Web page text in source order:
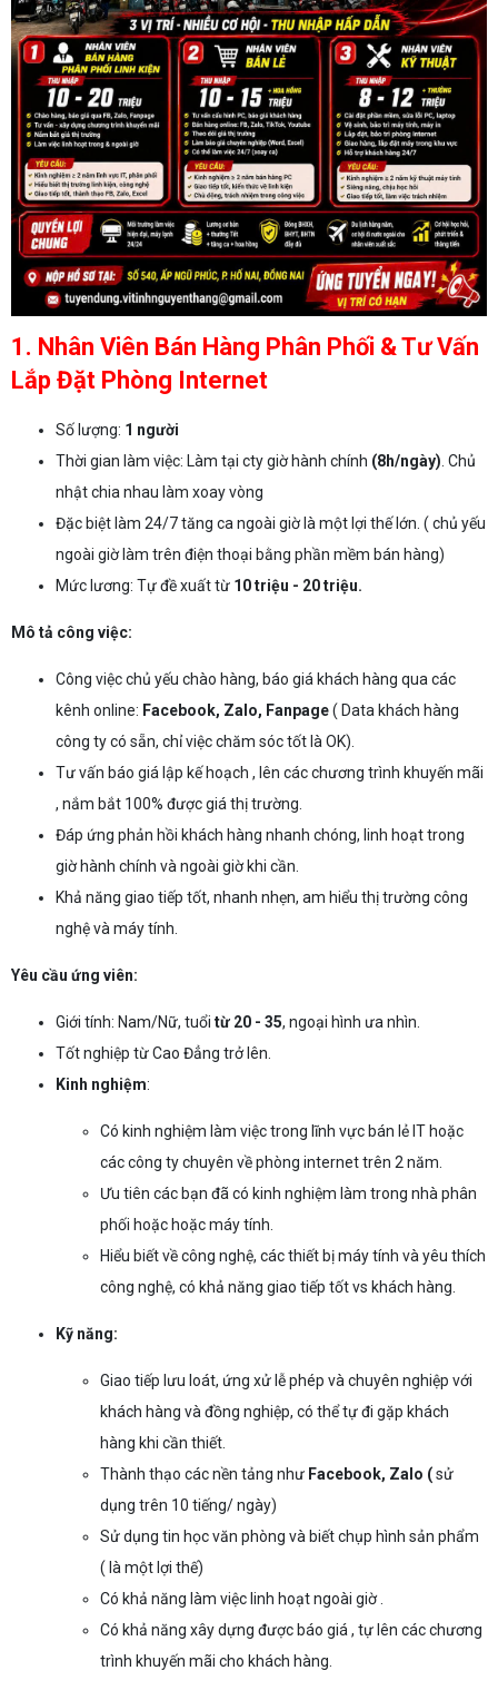
1. Nhân Viên Bán Hàng Phân Phối & Tư Vấn
Lắp Đặt Phòng Internet
Số lượng: 1 người
Thời gian làm việc: Làm tại cty giờ hành chính (8h/ngày) . Chủ
nhật chia nhau làm xoay vòng
Đặc biệt làm 24/7 tăng ca ngoài giờ là một lợi thế lớn. ( chủ yếu
ngoài giờ làm trên điện thoại bằng phần mềm bán hàng)
Mức lương: Tự đề xuất từ 10 triệu - 20 triệu.
Mô tả công việc:
Công việc chủ yếu chào hàng, báo giá khách hàng qua các
kênh online: Facebook, Zalo, Fanpage( Data khách hàng
công ty có sẵn, chỉ việc chăm sóc tốt là OK).
Tư vấn báo giá lập kế hoạch , lên các chương trình khuyến mãi
, nắm bắt 100% được giá thị trường.
Đáp ứng phản hồi khách hàng nhanh chóng, linh hoạt trong
giờ hành chính và ngoài giờ khi cần.
Khả năng giao tiếp tốt, nhanh nhẹn, am hiểu thị trường công
nghệ và máy tính.
Yêu cầu ứng viên:
Giới tính: Nam/Nữ, tuổi từ 20 - 35, ngoại hình ưa nhìn.
Tốt nghiệp từ Cao Đẳng trở lên.
Kinh nghiệm:
Có kinh nghiệm làm việc trong lĩnh vực bán lẻ IT hoặc
các công ty chuyên về phòng internet trên 2 năm.
Ưu tiên các bạn đã có kinh nghiệm làm trong nhà phân
phối hoặc hoặc máy tính.
Hiểu biết về công nghệ, các thiết bị máy tính và yêu thích
công nghệ, có khả năng giao tiếp tốt vs khách hàng.
Kỹ năng:
Giao tiếp lưu loát, ứng xử lễ phép và chuyên nghiệp với
khách hàng và đồng nghiệp, có thể tự đi gặp khách
hàng khi cần thiết.
Thành thạo các nền tảng như Facebook, Zalo (sử
dụng trên 10 tiếng/ ngày)
Sử dụng tin học văn phòng và biết chụp hình sản phẩm
( là một lợi thế)
Có khả năng làm việc linh hoạt ngoài giờ .
Có khả năng xây dựng được báo giá , tự lên các chương
trình khuyến mãi cho khách hàng.